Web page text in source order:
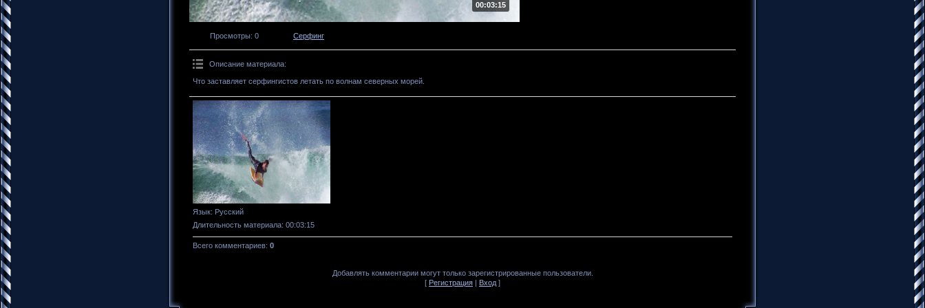
00:03:15
Просмотры: 0 Серфинг
Описание материала:
Что заставляет серфингистов летать по волнам северных морей.
Язык: Русский
Длительность материала: 00:03:15
Всего комментариев: 0
Добавлять комментарии могут только зарегистрированные пользователи.
[ Регистрация | Вход ]